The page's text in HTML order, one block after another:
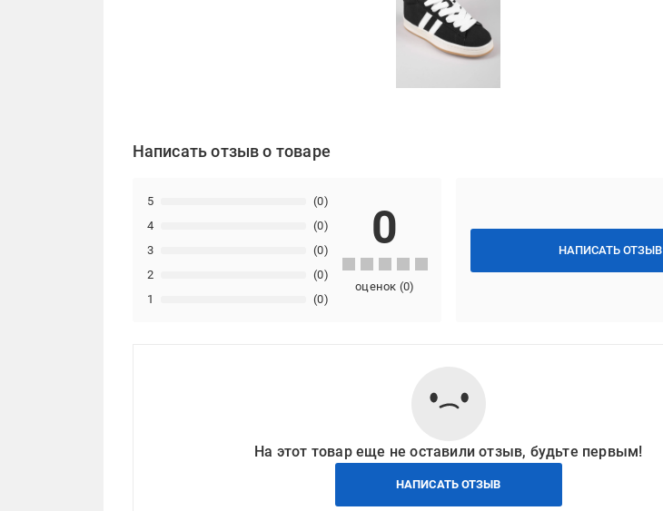
Написать отзыв о товаре
НАПИСАТЬ ОТЗЫВ
1 (0)
2 (0)
3 (0)
4 (0)
5 (0)
0
оценок (0)
На этот товар еще не оставили отзыв, будьте первым!
НАПИСАТЬ ОТЗЫВ